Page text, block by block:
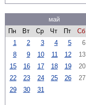
май
Пн
Вт Ср Чт Пт Сб
1
2 3 4 5 6
8
9 10 11 12 13
15
16 17 18 19 20
22
23 24 25 26 27
29
30 31